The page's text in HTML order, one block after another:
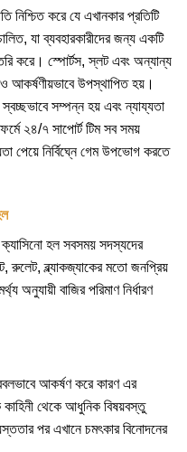
নিশ্চিত করে যে এখানকার প্রতিটি
যা ব্যবহারকারীদের জন্য একটি
করে। স্পোর্টস, স্লট এবং অন্যান্য
আকর্ষণীয়ভাবে উপস্থাপিত হয়।
স্বচ্ছভাবে সম্পন্ন হয় এবং ন্যায্যতা
২৪/৭ সাপোর্ট টিম সব সময়
পেয়ে নির্বিঘ্নে গেম উপভোগ করতে
ক্যাসিনো হল সবসময় সদস্যদের
রুলেট, ব্ল্যাকজ্যাকের মতো জনপ্রিয়
অনুযায়ী বাজির পরিমাণ নির্ধারণ
আকর্ষণ করে কারণ এর
কাহিনী থেকে আধুনিক বিষয়বস্তু
পর এখানে চমৎকার বিনোদনের